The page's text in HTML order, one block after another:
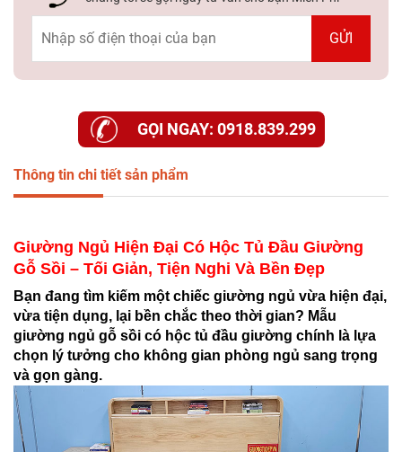
GỌI NGAY: 0918.839.299
Thông tin chi tiết sản phẩm
Giường Ngủ Hiện Đại Có Hộc Tủ Đầu Giường
Gỗ Sồi – Tối Giản, Tiện Nghi Và Bền Đẹp
Bạn đang tìm kiếm một chiếc giường ngủ vừa hiện đại,
vừa tiện dụng, lại bền chắc theo thời gian? Mẫu
giường ngủ gỗ sồi có hộc tủ đầu giường chính là lựa
chọn lý tưởng cho không gian phòng ngủ sang trọng
và gọn gàng.